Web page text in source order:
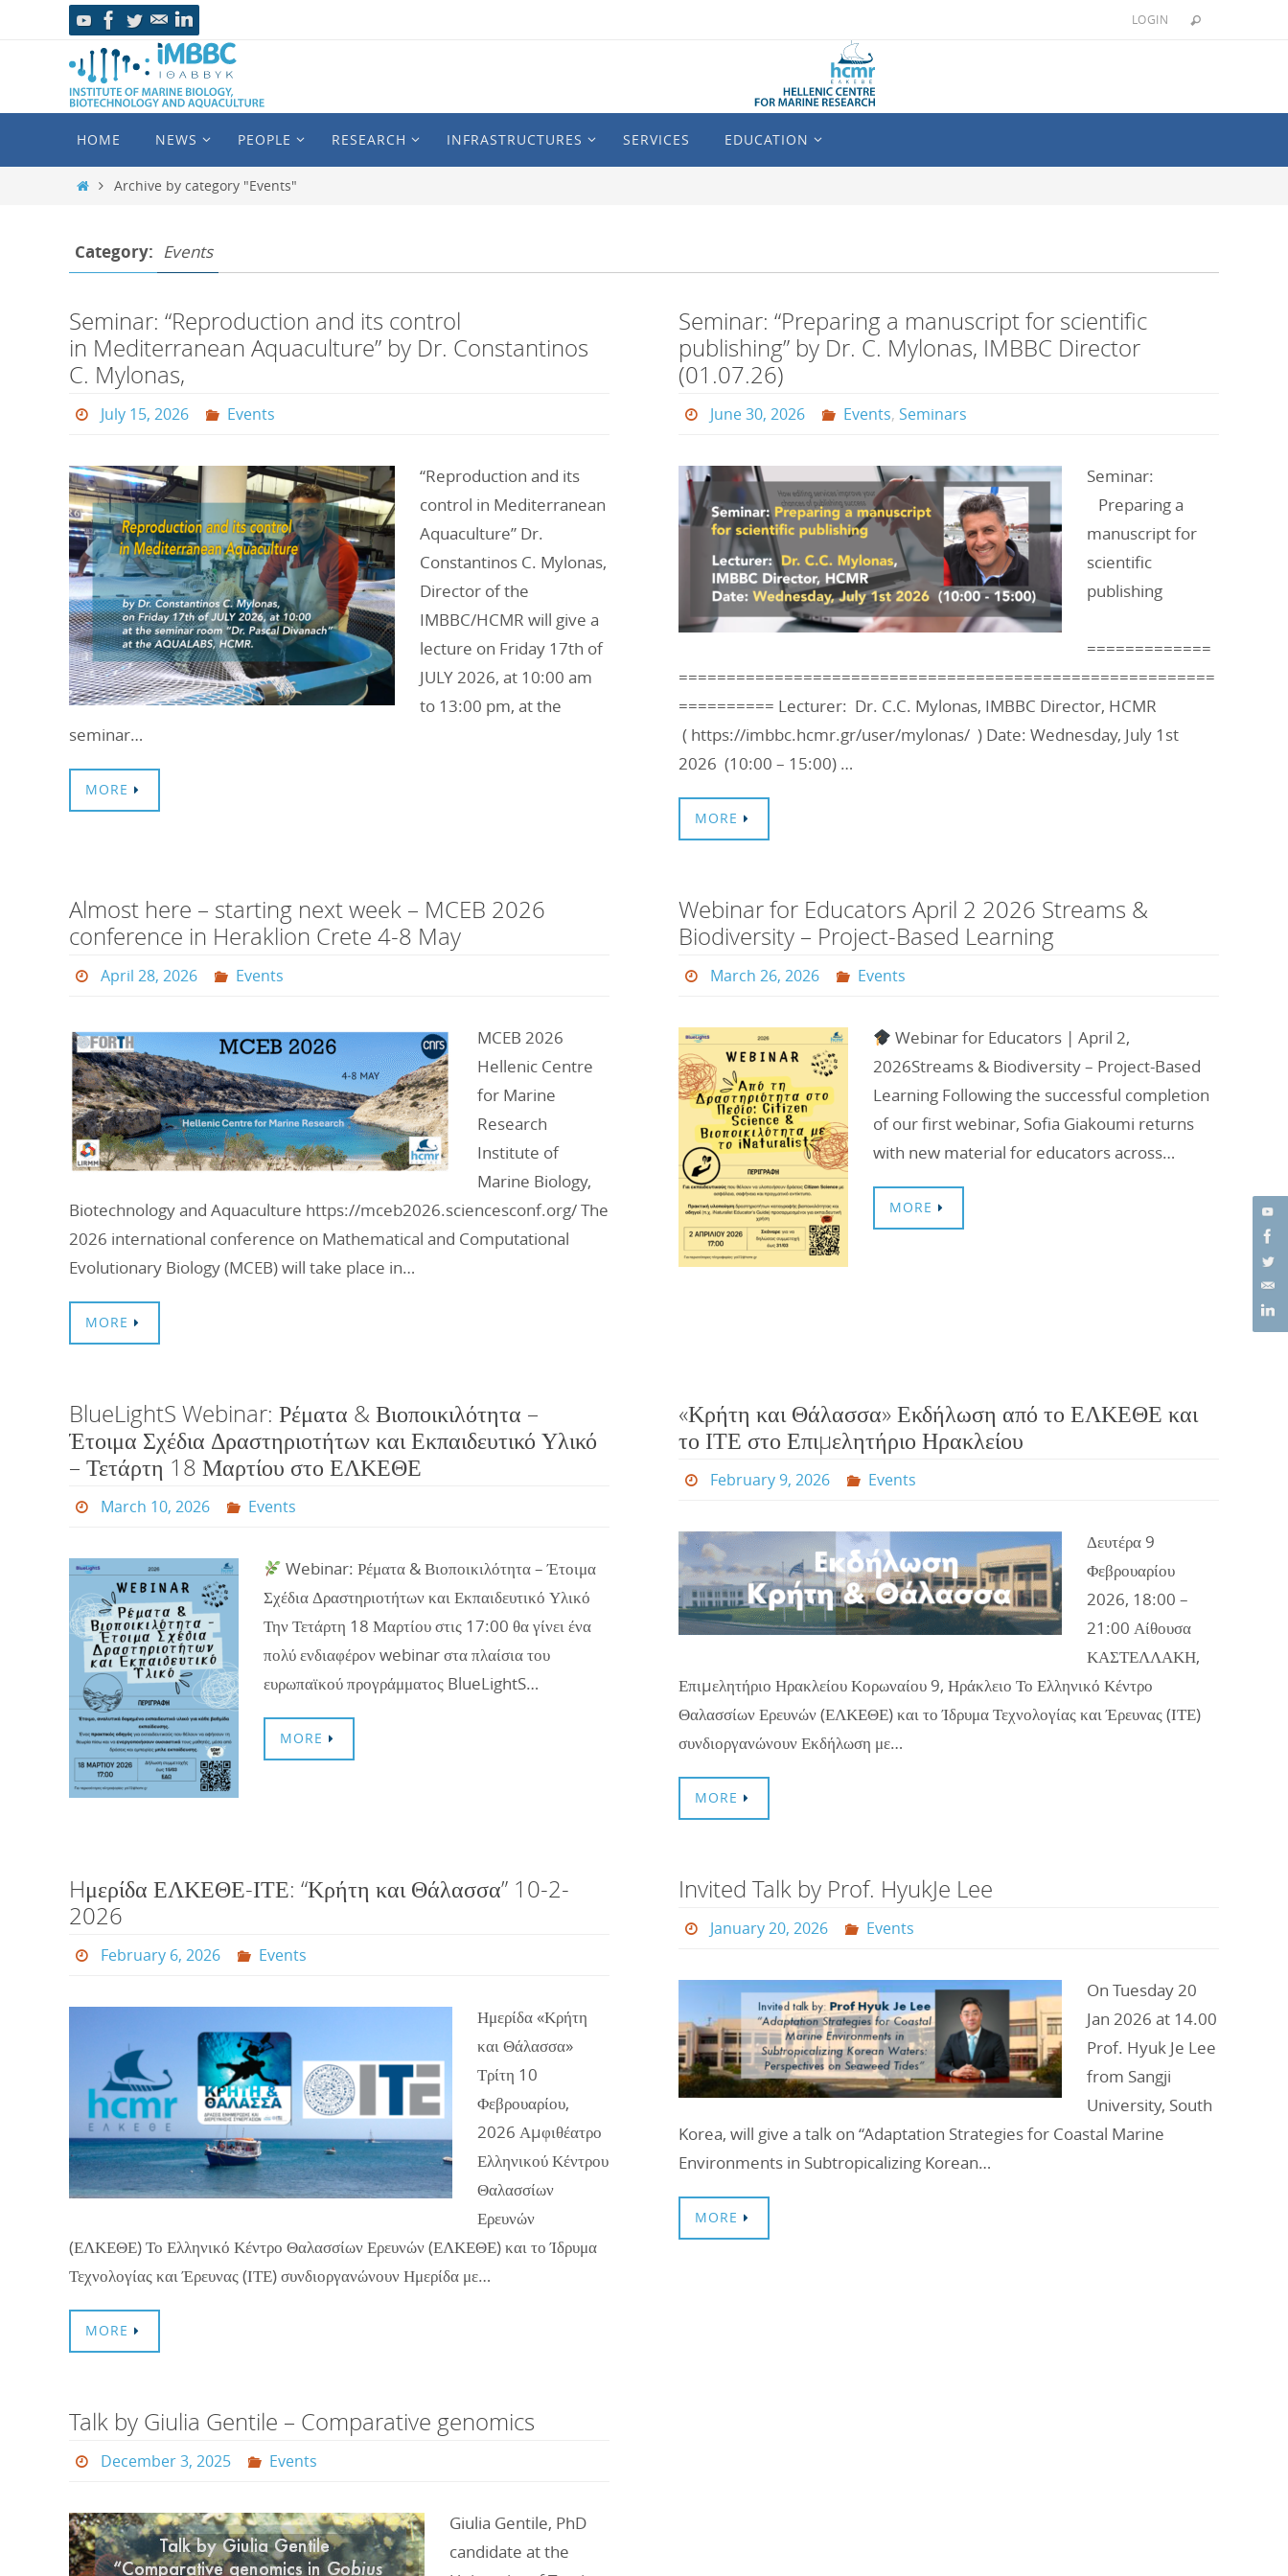
LOGIN
HOME NEWS PEOPLE RESEARCH INFRASTRUCTURES SERVICES EDUCATION
Archive by category "Events"
Category: Events
Seminar: “Reproduction and its control
in Mediterranean Aquaculture” by Dr. Constantinos
C. Mylonas,
July 15, 2026 Events
“Reproduction and its
control in Mediterranean
Aquaculture” Dr.
Constantinos C. Mylonas,
Director of the
IMBBC/HCMR will give a
lecture on Friday 17th of
JULY 2026, at 10:00 am
to 13:00 pm, at the
seminar…
MORE
Seminar: “Preparing a manuscript for scientific
publishing” by Dr. C. Mylonas, IMBBC Director
(01.07.26)
June 30, 2026 Events, Seminars
Seminar:
Preparing a
manuscript for
scientific
publishing
=============
========================================================
========== Lecturer: Dr. C.C. Mylonas, IMBBC Director, HCMR
( https://imbbc.hcmr.gr/user/mylonas/ ) Date: Wednesday, July 1st
2026 (10:00 – 15:00) …
MORE
Almost here – starting next week – MCEB 2026
conference in Heraklion Crete 4-8 May
April 28, 2026 Events
MCEB 2026
Hellenic Centre
for Marine
Research
Institute of
Marine Biology,
Biotechnology and Aquaculture https://mceb2026.sciencesconf.org/ The
2026 international conference on Mathematical and Computational
Evolutionary Biology (MCEB) will take place in…
MORE
Webinar for Educators April 2 2026 Streams &
Biodiversity – Project-Based Learning
March 26, 2026 Events
Webinar for Educators | April 2,
2026Streams & Biodiversity – Project-Based
Learning Following the successful completion
of our first webinar, Sofia Giakoumi returns
with new material for educators across…
MORE
BlueLightS Webinar: Ρέματα & Βιοποικιλότητα –
Έτοιμα Σχέδια Δραστηριοτήτων και Εκπαιδευτικό Υλικό
– Τετάρτη 18 Μαρτίου στο ΕΛΚΕΘΕ
March 10, 2026 Events
Webinar: Ρέματα & Βιοποικιλότητα – Έτοιμα
Σχέδια Δραστηριοτήτων και Εκπαιδευτικό Υλικό
Την Τετάρτη 18 Μαρτίου στις 17:00 θα γίνει ένα
πολύ ενδιαφέρον webinar στα πλαίσια του
ευρωπαϊκού προγράμματος BlueLightS…
MORE
«Κρήτη και Θάλασσα» Εκδήλωση από το ΕΛΚΕΘΕ και
το ΙΤΕ στο Επιµελητήριο Ηρακλείου
February 9, 2026 Events
Δευτέρα 9
Φεβρουαρίου
2026, 18:00 –
21:00 Αίθουσα
ΚΑΣΤΕΛΛΑΚΗ,
Επιµελητήριο Ηρακλείου Κορωναίου 9, Ηράκλειο Το Ελληνικό Κέντρο
Θαλασσίων Ερευνών (ΕΛΚΕΘΕ) και το Ίδρυμα Τεχνολογίας και Έρευνας (ΙΤΕ)
συνδιοργανώνουν Εκδήλωση με…
MORE
Hμερίδα ΕΛΚΕΘΕ-ΙΤΕ: “Κρήτη και Θάλασσα” 10-2-
2026
February 6, 2026 Events
Ημερίδα «Κρήτη
και Θάλασσα»
Τρίτη 10
Φεβρουαρίου,
2026 Αµφιθέατρο
Ελληνικού Κέντρου
Θαλασσίων
Ερευνών
(ΕΛΚΕΘΕ) Το Ελληνικό Κέντρο Θαλασσίων Ερευνών (ΕΛΚΕΘΕ) και το Ίδρυμα
Τεχνολογίας και Έρευνας (ΙΤΕ) συνδιοργανώνουν Ημερίδα με…
MORE
Invited Talk by Prof. HyukJe Lee
January 20, 2026 Events
On Tuesday 20
Jan 2026 at 14.00
Prof. Hyuk Je Lee
from Sangji
University, South
Korea, will give a talk on “Adaptation Strategies for Coastal Marine
Environments in Subtropicalizing Korean…
MORE
Talk by Giulia Gentile – Comparative genomics
December 3, 2025 Events
Giulia Gentile, PhD
candidate at the